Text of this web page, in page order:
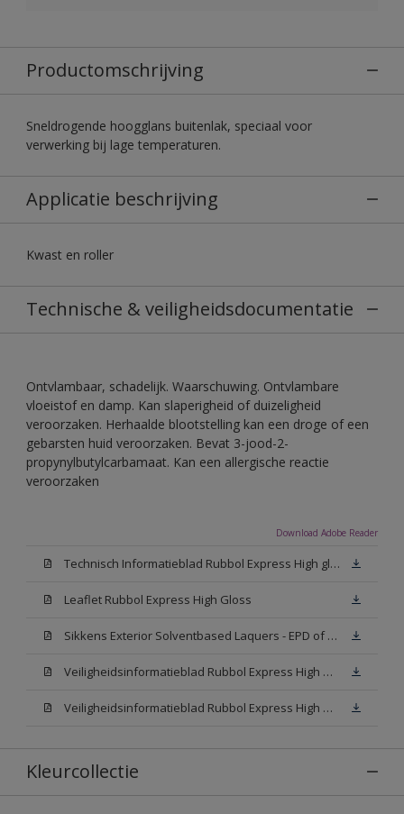
Productomschrijving
Sneldrogende hoogglans buitenlak, speciaal voor
verwerking bij lage temperaturen.
Applicatie beschrijving
Kwast en roller
Technische & veiligheidsdocumentatie
Ontvlambaar, schadelijk. Waarschuwing. Ontvlambare
vloeistof en damp. Kan slaperigheid of duizeligheid
veroorzaken. Herhaalde blootstelling kan een droge of een
gebarsten huid veroorzaken. Bevat 3-jood-2-
propynylbutylcarbamaat. Kan een allergische reactie
veroorzaken
Download Adobe Reader
Technisch Informatieblad Rubbol Express High gloss (New Livery) (PDF)
Leaflet Rubbol Express High Gloss
Sikkens Exterior Solventbased Laquers - EPD of Milieuproductverklaring
Veiligheidsinformatieblad Rubbol Express High Gloss W05 (MSDS)
Veiligheidsinformatieblad Rubbol Express High Gloss N00 (MSDS)
Kleurcollectie